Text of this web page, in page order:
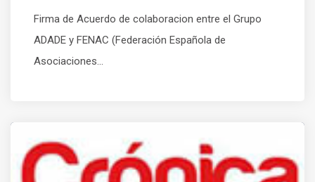
Firma de Acuerdo de colaboracion entre el Grupo
ADADE y FENAC (Federación Española de
Asociaciones...